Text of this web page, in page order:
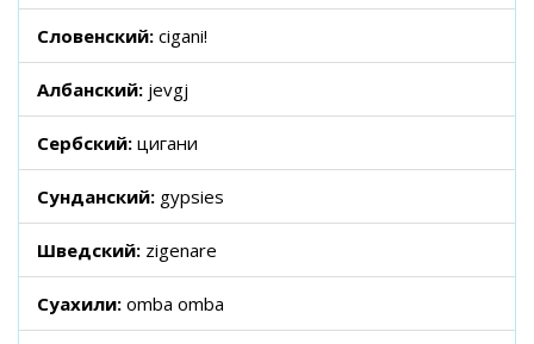
Словенский: cigani!
Албанский: jevgj
Сербский: цигани
Сунданский: gypsies
Шведский: zigenare
Суахили: omba omba